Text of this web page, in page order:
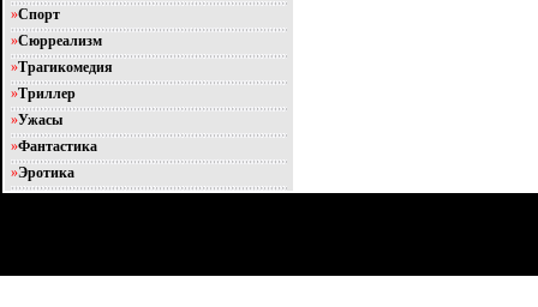
»Спорт
»Сюрреализм
»Трагикомедия
»Триллер
»Ужасы
»Фантастика
»Эротика